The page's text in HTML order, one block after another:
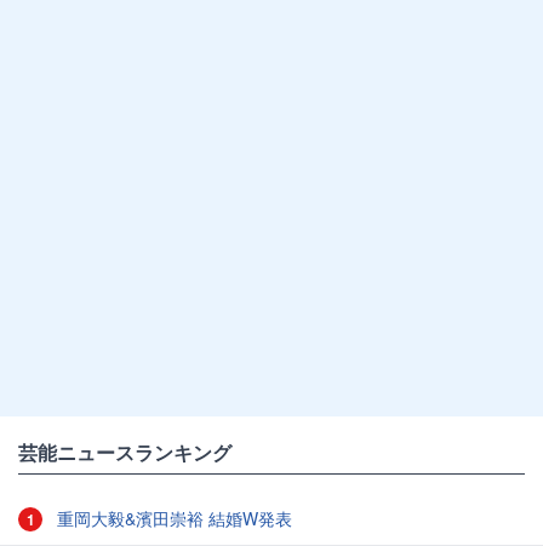
芸能ニュースランキング
1 重岡大毅&濱田崇裕 結婚W発表